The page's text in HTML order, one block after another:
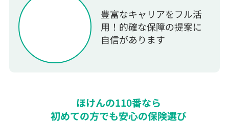
豊富なキャリアをフル活
用！的確な保障の提案に
自信があります
ほけんの110番なら
初めての方でも安心の保険選び